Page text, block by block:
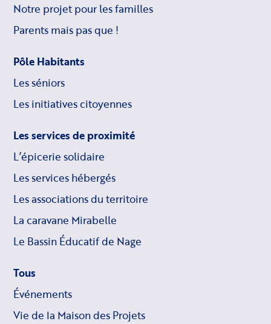
Notre projet pour les familles
Parents mais pas que !
Pôle Habitants
Les séniors
Les initiatives citoyennes
Les services de proximité
L’épicerie solidaire
Les services hébergés
Les associations du territoire
La caravane Mirabelle
Le Bassin Éducatif de Nage
Tous
Événements
Vie de la Maison des Projets